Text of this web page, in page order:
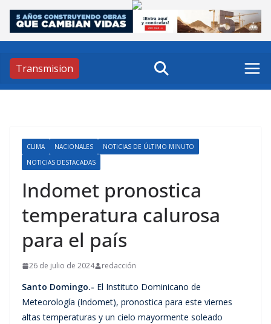
Skip
content
Transmision
CLIMA NACIONALES
NOTICIAS DE ÚLTIMO MINUTO
NOTICIAS DESTACADAS
Indomet pronostica
temperatura calurosa
para el país
26 de julio de 2024 redacción
Santo Domingo.- El Instituto Dominicano de
Meteorología (Indomet), pronostica para este viernes
altas temperaturas y un cielo mayormente soleado